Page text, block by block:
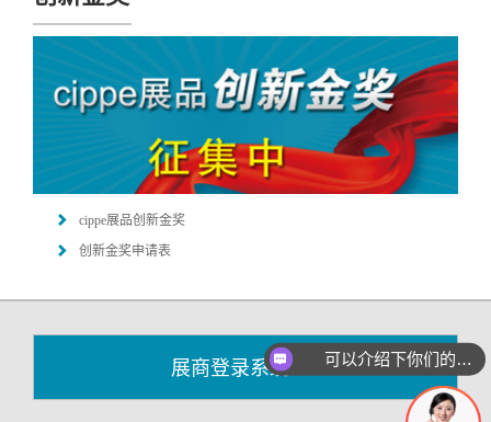
cippe展品创新金奖
创新金奖申请表
展商登录系统 可以介绍下你们的产品么